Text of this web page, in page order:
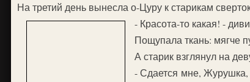
На третий день вынесла о-Цуру к старикам
- Красота-то какая! -
Пощупала ткань: мягче
А старик взглянул на
- Сдается мне, Журушка,